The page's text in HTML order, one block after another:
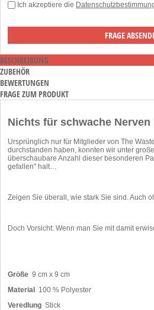
Ich akzeptiere die
BESCHREIBUNG
ZUBEHÖR
BEWERTUNGEN
FRAGE ZUM PRODUKT
Nichts für schwache
Ursprünglich nur für Mitglieder von The
durchstanden haben, konnten wir unter
überschaubare Anzahl dieser besonderen
gefallen" halt…
Zeigen Sie überall, wie stark Sie sind. Auch
Doch Vorsicht: Wenn man Sie mit damit
Größe 9 cm x 9 cm
Material
100 % Polyester
Veredlung Stick